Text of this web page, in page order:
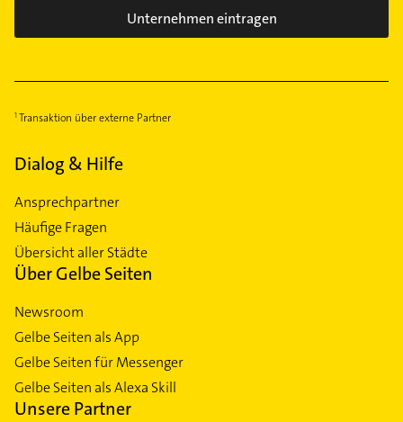
Unternehmen eintragen
Transaktion über externe Partner
Dialog & Hilfe
Ansprechpartner
Häufige Fragen
Übersicht aller Städte
Über Gelbe Seiten
Newsroom
Gelbe Seiten als App
Gelbe Seiten für Messenger
Gelbe Seiten als Alexa Skill
Unsere Partner